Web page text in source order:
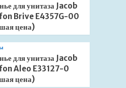
для унитаза Jacob
Brive E4357G-00
цена)
для унитаза Jacob
Aleo E33127-0
цена)